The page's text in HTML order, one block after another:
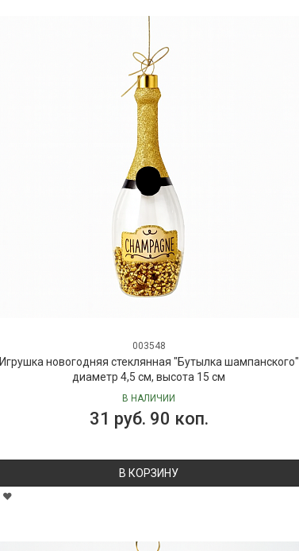
003548
Игрушка новогодняя стеклянная "Бутылка шампанского"
диаметр 4,5 см, высота 15 см
В НАЛИЧИИ
31 руб. 90 коп.
В КОРЗИНУ